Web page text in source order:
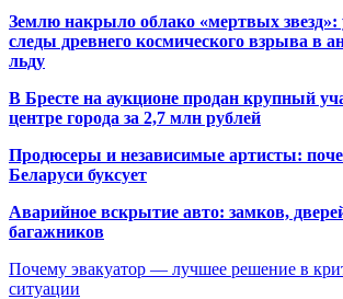
Землю накрыло облако «мертвых
следы древнего космического взрыва в
льду
В Бресте на аукционе продан крупный
центре города за 2,7 млн рублей
Продюсеры и независимые артисты:
Беларуси буксует
Аварийное вскрытие авто: замков,
багажников
Почему эвакуатор — лучшее решение в
ситуации